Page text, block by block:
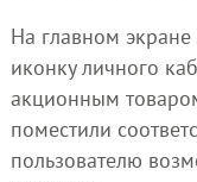
На главном
иконку личного
акционным
поместили
пользователю